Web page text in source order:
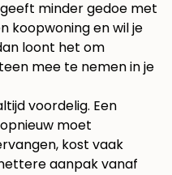
minder gedoe met
koopwoning en wil je
loont het om
mee te nemen in je
voordelig. Een
moet
kost vaak
aanpak vanaf